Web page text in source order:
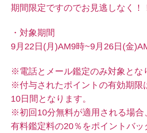
期間限定ですのでお見逃しなく！
・対象期間
9月22日(月)AM9時~9月26日(金
※電話とメール鑑定のみ対象とな
※付与されたポイントの有効期限
10日間となります。
※初回10分無料が適用される場合
有料鑑定料の20％をポイントバッ